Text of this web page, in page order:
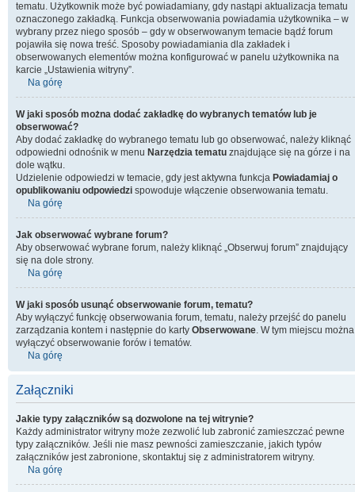
tematu. Użytkownik może być powiadamiany, gdy nastąpi aktualizacja tematu
oznaczonego zakładką. Funkcja obserwowania powiadamia użytkownika – w
wybrany przez niego sposób – gdy w obserwowanym temacie bądź forum
pojawiła się nowa treść. Sposoby powiadamiania dla zakładek i
obserwowanych elementów można konfigurować w panelu użytkownika na
karcie „Ustawienia witryny”.
Na górę
W jaki sposób można dodać zakładkę do wybranych tematów lub je
obserwować?
Aby dodać zakładkę do wybranego tematu lub go obserwować, należy kliknąć
odpowiedni odnośnik w menu Narzędzia tematu znajdujące się na górze i na
dole wątku.
Udzielenie odpowiedzi w temacie, gdy jest aktywna funkcja Powiadamiaj o
opublikowaniu odpowiedzi spowoduje włączenie obserwowania tematu.
Na górę
Jak obserwować wybrane forum?
Aby obserwować wybrane forum, należy kliknąć „Obserwuj forum” znajdujący
się na dole strony.
Na górę
W jaki sposób usunąć obserwowanie forum, tematu?
Aby wyłączyć funkcję obserwowania forum, tematu, należy przejść do panelu
zarządzania kontem i następnie do karty Obserwowane. W tym miejscu można
wyłączyć obserwowanie forów i tematów.
Na górę
Załączniki
Jakie typy załączników są dozwolone na tej witrynie?
Każdy administrator witryny może zezwolić lub zabronić zamieszczać pewne
typy załączników. Jeśli nie masz pewności zamieszczanie, jakich typów
załączników jest zabronione, skontaktuj się z administratorem witryny.
Na górę